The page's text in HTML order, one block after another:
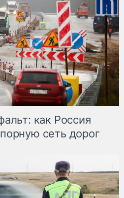
как Россия
сеть дорог